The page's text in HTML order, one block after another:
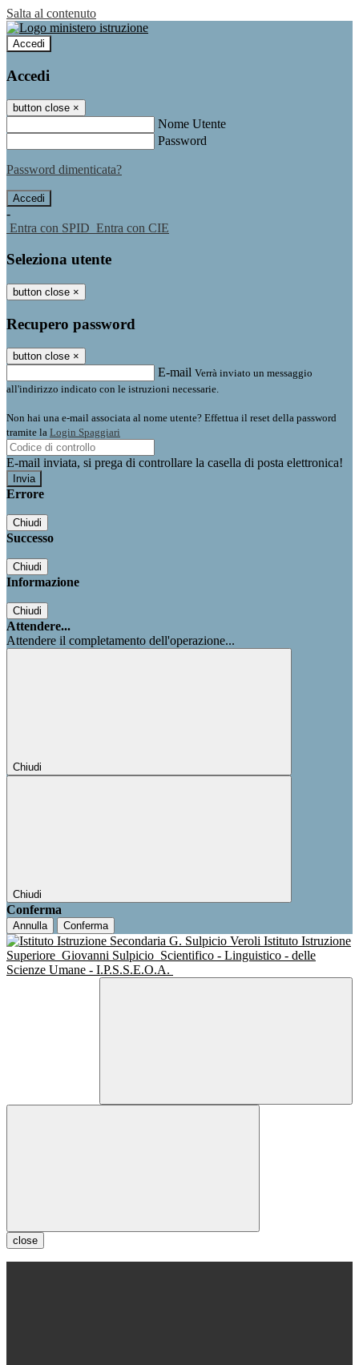
Salta al contenuto
Accedi
Accedi
button close ×
Nome Utente
Password
Password dimenticata?
-
Entra con SPID Entra con CIE
Seleziona utente
button close ×
Recupero password
button close ×
E-mail Verrà inviato un messaggio
all'indirizzo indicato con le istruzioni necessarie.
Non hai una e-mail associata al nome utente? Effettua il reset della password
tramite la Login Spaggiari
E-mail inviata, si prega di controllare la casella di posta elettronica!
Errore
Chiudi
Successo
Chiudi
Informazione
Chiudi
Attendere...
Attendere il completamento dell'operazione...
Chiudi
Chiudi
Conferma
Annulla Conferma
Istituto Istruzione
Superiore Giovanni Sulpicio Scientifico - Linguistico - delle
Scienze Umane - I.P.S.S.E.O.A.
close